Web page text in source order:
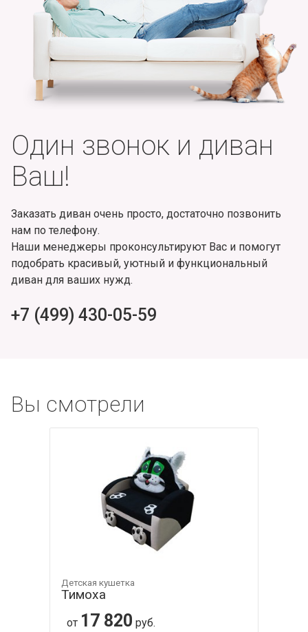
Один звонок и диван
Ваш!
Заказать диван очень просто, достаточно позвонить
нам по телефону.
Наши менеджеры проконсультируют Вас и помогут
подобрать красивый, уютный и функциональный
диван для ваших нужд.
+7 (499) 430-05-59
Вы смотрели
Детская кушетка
Тимоха
от 17 820 руб.